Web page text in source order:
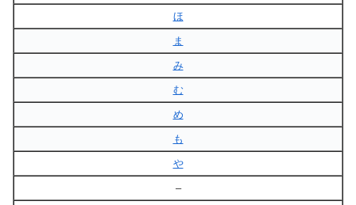
ほ
ま
み
む
め
も
や
–